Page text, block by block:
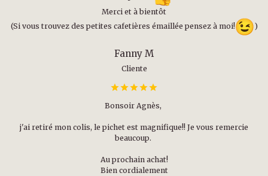
Merci et à bientôt
(Si vous trouvez des petites cafetières émaillée pensez à moi!
)
Fanny M
Cliente
Bonsoir Agnès,
j'ai retiré mon colis, le pichet est magnifique!! Je vous remercie
beaucoup.
Au prochain achat!
Bien cordialement